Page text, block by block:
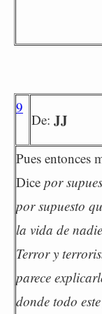
9
De: JJ
Pues entonces
Dice por
por supuesto
la vida de nadie
Terror y
parece
donde todo